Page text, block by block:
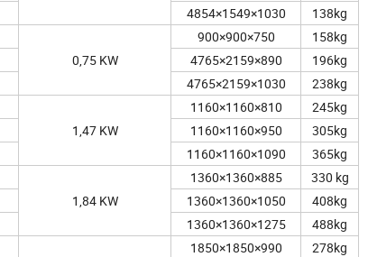
4854×1549×1030 138kg
0,75 KW
900×900×750
158kg
4765×2159×890
196kg
4765×2159×1030 238kg
1,47 KW
1160×1160×810
245kg
1160×1160×950
305kg
1160×1160×1090 365kg
1,84 KW
1360×1360×885
330 kg
1360×1360×1050
408kg
1360×1360×1275
488kg
1850×1850×990 278kg